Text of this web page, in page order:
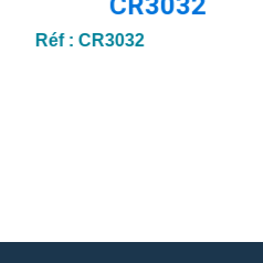
Réf :CR3032